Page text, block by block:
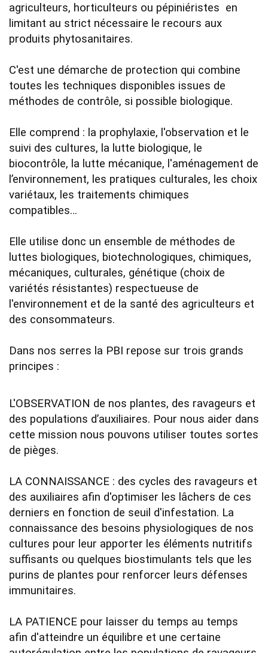
agriculteurs, horticulteurs ou pépiniéristes  en
limitant au strict nécessaire le recours aux
produits phytosanitaires.
C'est une démarche de protection qui combine
toutes les techniques disponibles issues de
méthodes de contrôle, si possible biologique.
Elle comprend : la prophylaxie, l'observation et le
suivi des cultures, la lutte biologique, le
biocontrôle, la lutte mécanique, l'aménagement de
l’environnement, les pratiques culturales, les choix
variétaux, les traitements chimiques
compatibles…
Elle utilise donc un ensemble de méthodes de
luttes biologiques, biotechnologiques, chimiques,
mécaniques, culturales, génétique (choix de
variétés résistantes) respectueuse de
l'environnement et de la santé des agriculteurs et
des consommateurs.
Dans nos serres la PBI repose sur trois grands
principes :
L'OBSERVATION de nos plantes, des ravageurs et
des populations d’auxiliaires. Pour nous aider dans
cette mission nous pouvons utiliser toutes sortes
de pièges.
LA CONNAISSANCE : des cycles des ravageurs et
des auxiliaires afin d'optimiser les lâchers de ces
derniers en fonction de seuil d'infestation. La
connaissance des besoins physiologiques de nos
cultures pour leur apporter les éléments nutritifs
suffisants ou quelques biostimulants tels que les
purins de plantes pour renforcer leurs défenses
immunitaires.
LA PATIENCE pour laisser du temps au temps
afin d'atteindre un équilibre et une certaine